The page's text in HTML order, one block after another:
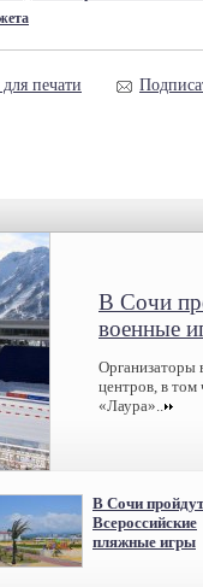
печати
В Сочи
военные
Организаторы
центров, в
«Лаура»..
В Сочи
Всероссийские
пляжные игры